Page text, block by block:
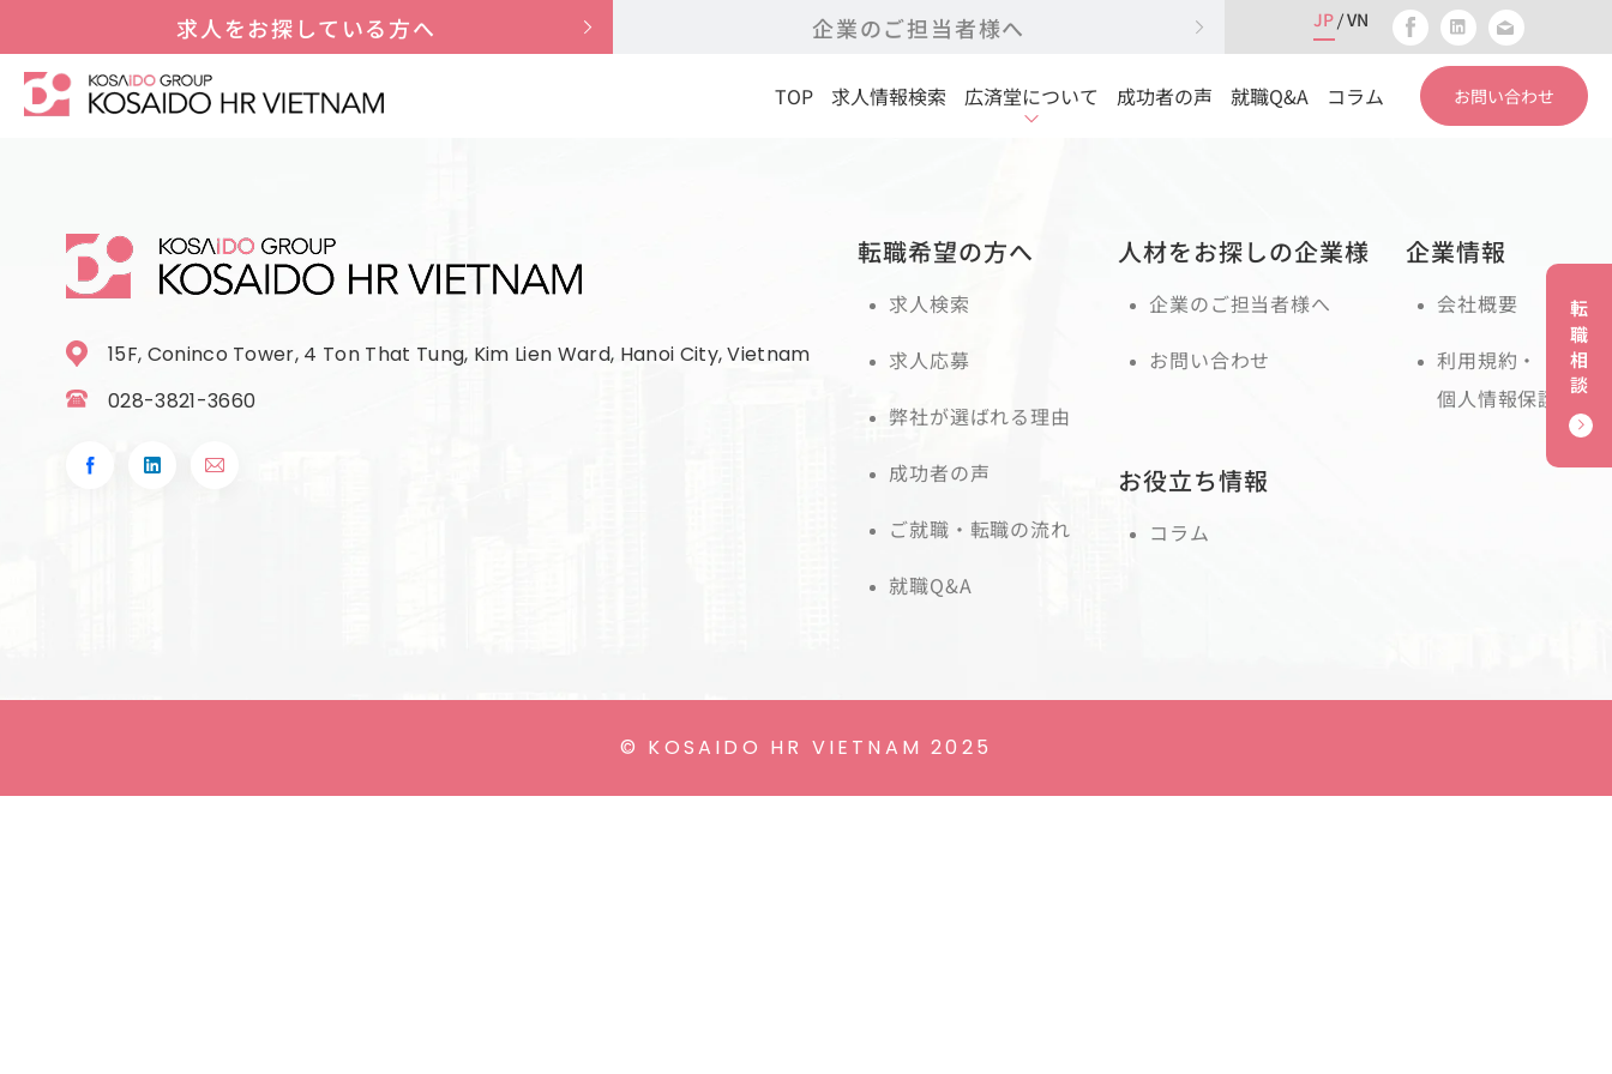
求人をお探している方へ 企業のご担当者様へ JP VN
TOP 求人情報検索 広済堂について 成功者の声 就職Q&A コラム お問い合わせ
15F, Coninco Tower, 4 Ton That Tung, Kim Lien Ward, Hanoi City, Vietnam
028-3821-3660
転職希望の方へ
求人検索
求人応募
弊社が選ばれる理由
成功者の声
ご就職・転職の流れ
就職Q&A
人材をお探しの企業様
企業のご担当者様へ
お問い合わせ
お役立ち情報
コラム
企業情報
会社概要
利用規約・
個人情報保護
© KOSAIDO HR VIETNAM 2025
転職相談